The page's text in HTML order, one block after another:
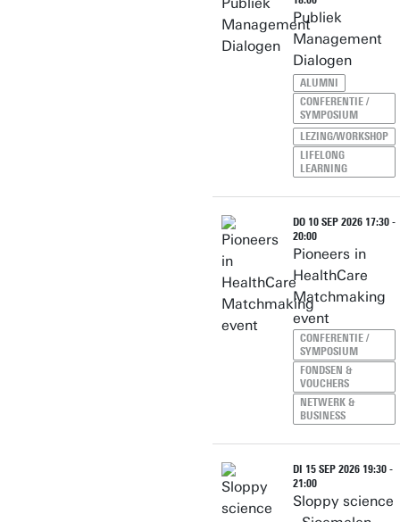
Publiek
Management
Dialogen
ALUMNI
CONFERENTIE /
SYMPOSIUM
LEZING/WORKSHOP
LIFELONG
LEARNING
DO 10 SEP 2026 17:30 -
20:00
Pioneers in
HealthCare
Matchmaking
event
CONFERENTIE /
SYMPOSIUM
FONDSEN &
VOUCHERS
NETWERK &
BUSINESS
DI 15 SEP 2026 19:30 -
21:00
Sloppy science